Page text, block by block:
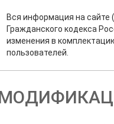
Вся информация на сайте
Гражданского кодекса
изменения в
пользователей.